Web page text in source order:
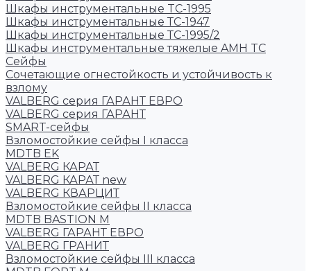
Шкафы инструментальные TC-1995
Шкафы инструментальные ТС-1947
Шкафы инструментальные ТС-1995/2
Шкафы инструментальные тяжелые AMH TC
Сейфы
Cочетающие огнестойкость и устойчивость к
взлому
VALBERG серия ГАРАНТ ЕВРО
VALBERG серия ГАРАНТ
SMART-сейфы
Взломостойкие сейфы I класса
MDTB EK
VALBERG КАРАТ
VALBERG КАРАТ new
VALBERG КВАРЦИТ
Взломостойкие сейфы II класса
MDTB BASTION M
VALBERG ГАРАНТ ЕВРО
VALBERG ГРАНИТ
Взломостойкие сейфы III класса